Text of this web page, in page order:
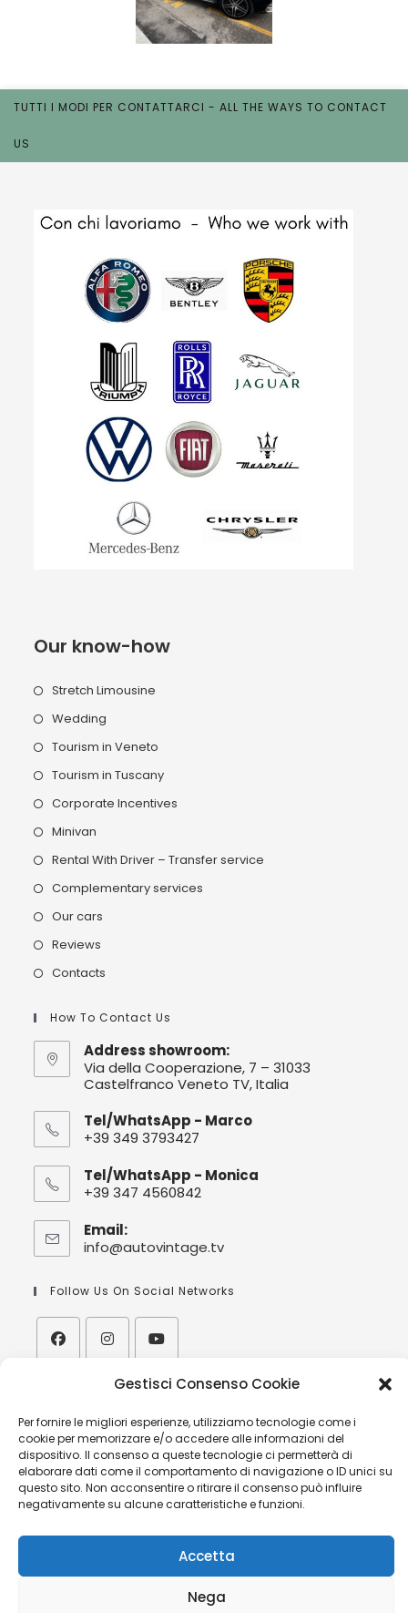
Gestisci Consenso Cookie
Per fornire le migliori esperienze, utilizziamo tecnologie come i
cookie per memorizzare e/o accedere alle informazioni del
dispositivo. Il consenso a queste tecnologie ci permetterà di
elaborare dati come il comportamento di navigazione o ID unici su
questo sito. Non acconsentire o ritirare il consenso può influire
negativamente su alcune caratteristiche e funzioni.
Accetta
Nega
TUTTI I MODI PER CONTATTARCI - ALL THE WAYS TO CONTACT
US
Our know-how
Stretch Limousine
Wedding
Tourism in Veneto
Tourism in Tuscany
Corporate Incentives
Minivan
Rental With Driver – Transfer service
Complementary services
Our cars
Reviews
Contacts
How To Contact Us
Address showroom:
Via della Cooperazione, 7 – 31033
Castelfranco Veneto TV, Italia
Tel/WhatsApp - Marco
+39 349 3793427
Tel/WhatsApp - Monica
+39 347 4560842
Email:
info@autovintage.tv
Follow Us On Social Networks
solo su appuntamento
| Hours:
Visits to our offices/showroom upon appointment
only
MINIVAN MERCEDES BENZ CLASSE V AVANGARDE AMG